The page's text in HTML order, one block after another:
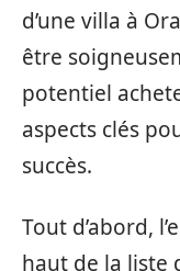
d’une villa à
être
potentiel
aspects clés
succès.
Tout d’abord,
haut de la liste